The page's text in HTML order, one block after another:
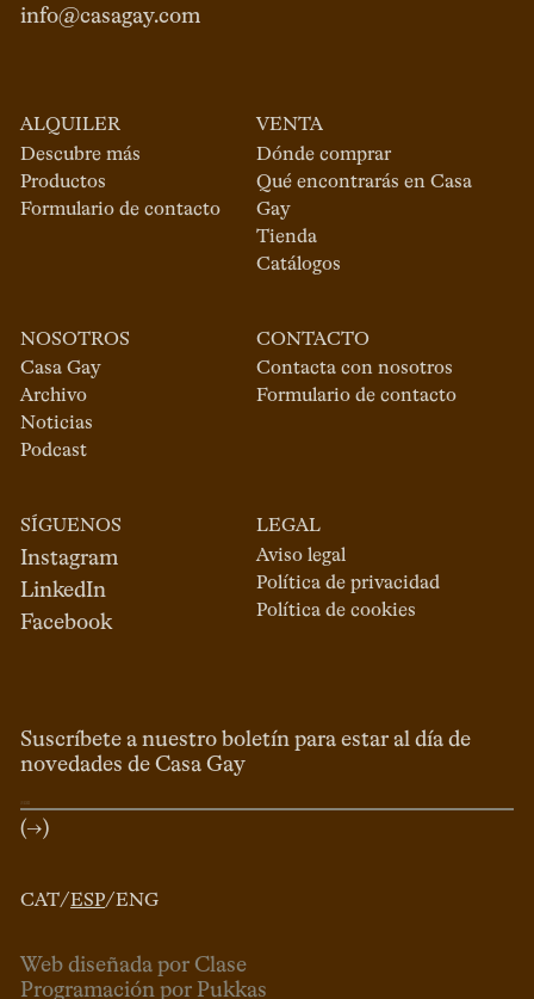
info@casagay.com
ALQUILER
Descubre más
Productos
Formulario de contacto
VENTA
Dónde comprar
Qué encontrarás en Casa
Gay
Tienda
Catálogos
NOSOTROS
Casa Gay
Archivo
Noticias
Podcast
CONTACTO
Contacta con nosotros
Formulario de contacto
SÍGUENOS
Instagram
LinkedIn
Facebook
LEGAL
Aviso legal
Política de privacidad
Política de cookies
CAT/ESP/ENG
Suscríbete a nuestro boletín para estar al día de
novedades de Casa Gay
(→)
Web diseñada por Clase
Programación por Pukkas